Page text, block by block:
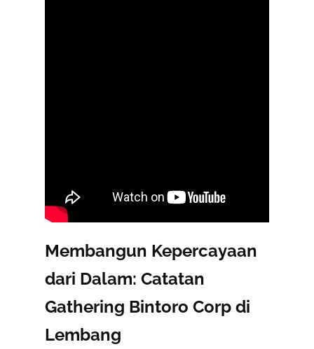
Membangun Kepercayaan
dari Dalam: Catatan
Gathering Bintoro Corp di
Lembang